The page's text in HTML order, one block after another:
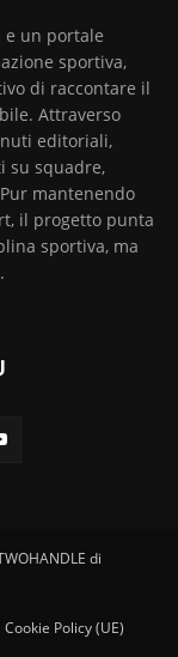
e un portale
sportiva,
di raccontare il
Attraverso
editoriali,
su squadre,
mantenendo
il progetto punta
sportiva, ma
di
Cookie Policy (UE)